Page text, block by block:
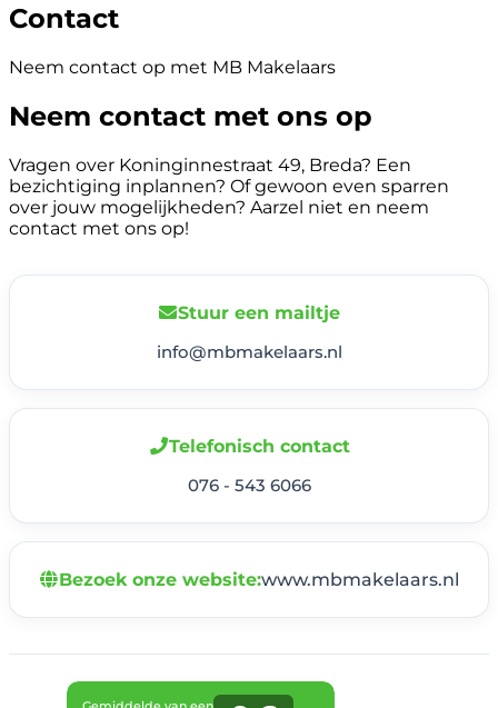
Contact
Neem contact op met MB Makelaars
Neem contact met ons op
Vragen over Koninginnestraat 49, Breda? Een
bezichtiging inplannen? Of gewoon even sparren
over jouw mogelijkheden? Aarzel niet en neem
contact met ons op!
Stuur een mailtje
info@mbmakelaars.nl
Telefonisch contact
076 - 543 6066
Bezoek onze website:www.mbmakelaars.nl